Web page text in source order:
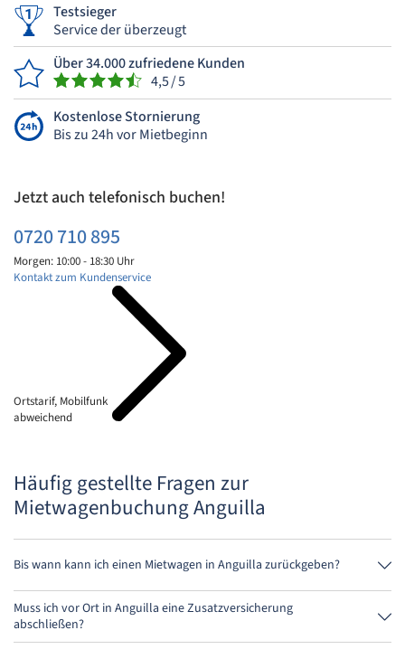
Testsieger
Service der überzeugt
Über 34.000 zufriedene Kunden
4,5 / 5
Kostenlose Stornierung
Bis zu 24h vor Mietbeginn
Jetzt auch telefonisch buchen!
0720 710 895
Morgen: 10:00 - 18:30 Uhr
Ortstarif, Mobilfunk
abweichend
Kontakt zum Kundenservice
Häufig gestellte Fragen zur
Mietwagenbuchung Anguilla
Bis wann kann ich einen Mietwagen in Anguilla zurückgeben?
Grundsätzlich kannst Du den Mietwagen zu jeder Tageszeit
zurückgeben. Wichtig ist nur, dass Du den Mietwagen nicht später als
bei der Buchung angegeben, abgibst.
Muss ich vor Ort in Anguilla eine Zusatzversicherung
abschließen?
Buche am besten über uns die Vollkaskoversicherung ohne